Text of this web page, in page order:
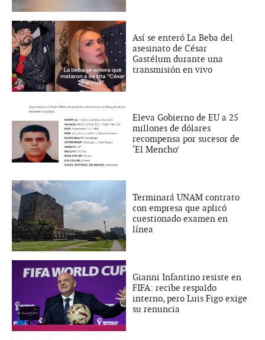
Así se enteró La Beba del
asesinato de César
Gastélum durante una
transmisión en vivo
Eleva Gobierno de EU a 25
millones de dólares
recompensa por sucesor de
‘El Mencho’
Terminará UNAM contrato
con empresa que aplicó
cuestionado examen en
línea
Gianni Infantino resiste en
FIFA: recibe respaldo
interno, pero Luis Figo exige
su renuncia